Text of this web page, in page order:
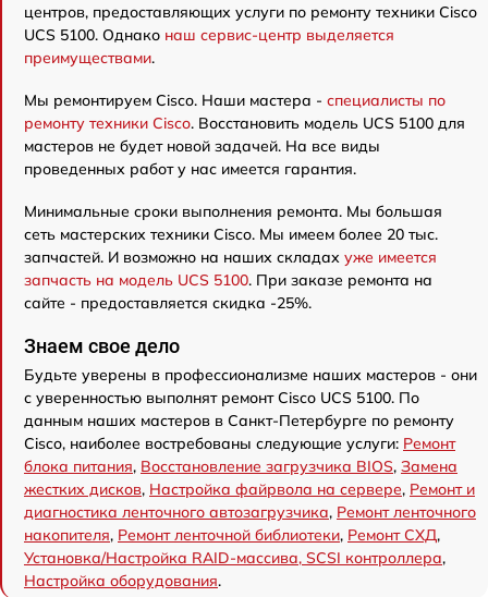
центров, предоставляющих услуги по ремонту техники Cisco
UCS 5100. Однако наш сервис-центр выделяется
преимуществами.
Мы ремонтируем Cisco. Наши мастера - специалисты по
ремонту техники Cisco. Восстановить модель UCS 5100 для
мастеров не будет новой задачей. На все виды
проведенных работ у нас имеется гарантия.
Минимальные сроки выполнения ремонта. Мы большая
сеть мастерских техники Cisco. Мы имеем более 20 тыс.
запчастей. И возможно на наших складах уже имеется
запчасть на модель UCS 5100. При заказе ремонта на
сайте - предоставляется скидка -25%.
Знаем свое дело
Будьте уверены в профессионализме наших мастеров - они
с уверенностью выполнят ремонт Cisco UCS 5100. По
данным наших мастеров в Санкт-Петербурге по ремонту
Cisco, наиболее востребованы следующие услуги: Ремонт
блока питания, Восстановление загрузчика BIOS, Замена
жестких дисков, Настройка файрвола на сервере, Ремонт и
диагностика ленточного автозагрузчика, Ремонт ленточного
накопителя, Ремонт ленточной библиотеки, Ремонт СХД,
Установка/Настройка RAID-массива, SCSI контроллера,
Настройка оборудования.